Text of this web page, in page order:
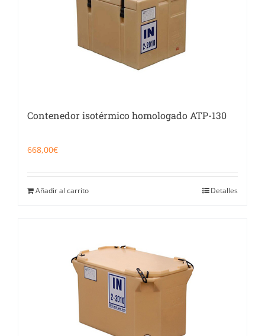
Contenedor isotérmico homologado ATP-130
668,00€
Añadir al carrito Detalles